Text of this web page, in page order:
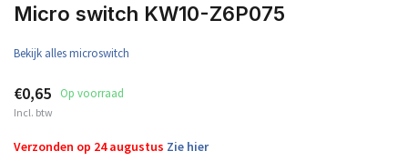
Micro switch KW10-Z6P075
Bekijk alles microswitch
€0,65 Op voorraad
Incl. btw
Verzonden op 24 augustus Zie hier